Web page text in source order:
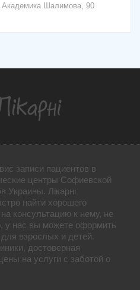
Академика Шалимова, 90
записи пациентов в
центры Софиевской
Украины. Лікарні
найти хорошего
консультацию к нему, не
у нас вы можете оформить
взрослых и детей.
достоверная
на услуги с заботой о